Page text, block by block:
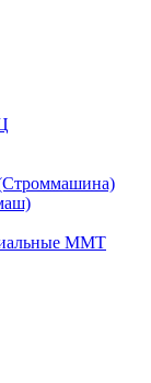
ММТ